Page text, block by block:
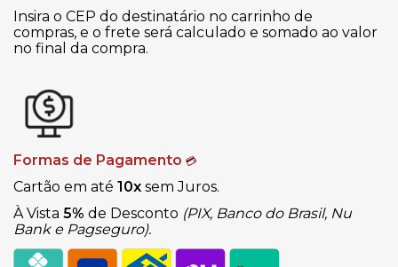
Insira o CEP do destinatário no carrinho de
compras, e o frete será calculado e somado ao valor
no final da compra.
Formas de Pagamento 💳
Cartão em até 10x sem Juros.
À Vista 5% de Desconto (PIX, Banco do Brasil, Nu
Bank e Pagseguro).